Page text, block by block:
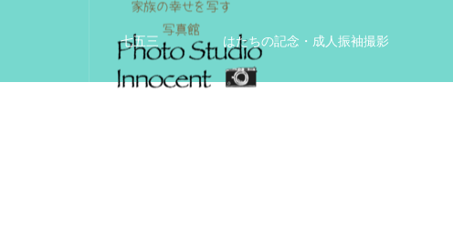
七五三 はたちの記念・成人振袖撮影